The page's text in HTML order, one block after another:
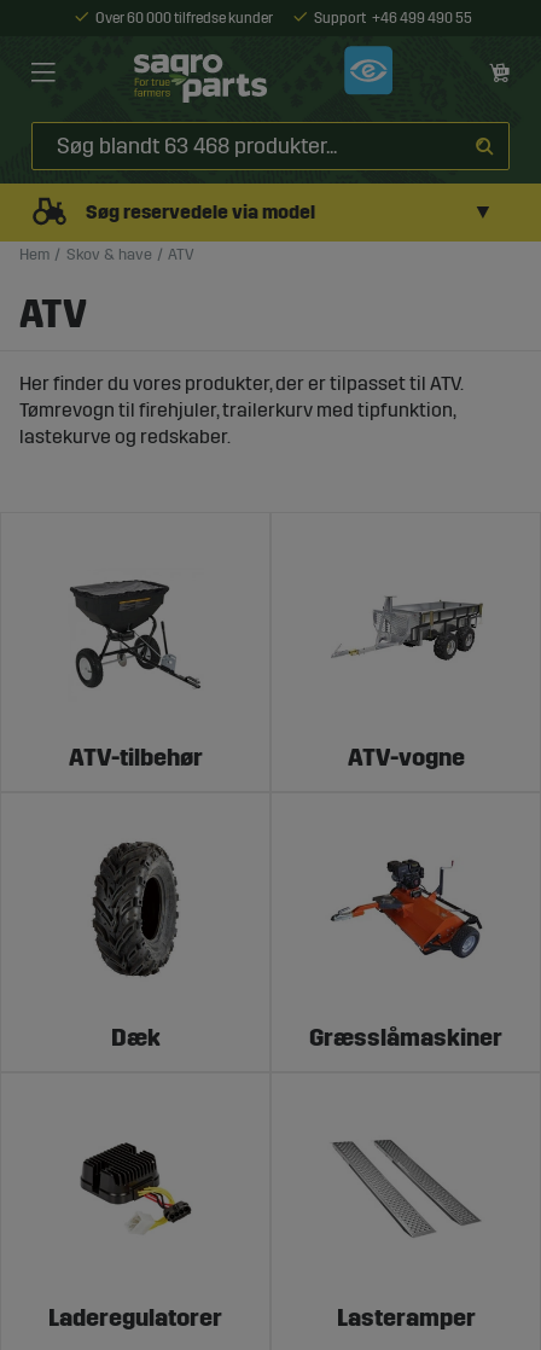
Over 60 000 tilfredse kunder Support +46 499 490 55
Søg reservedele via model ▼
Hem Skov & have ATV
ATV
Her finder du vores produkter, der er tilpasset til ATV.
Tømrevogn til firehjuler, trailerkurv med tipfunktion,
lastekurve og redskaber.
ATV-tilbehør ATV-vogne
Dæk Græsslåmaskiner
Laderegulatorer Lasteramper